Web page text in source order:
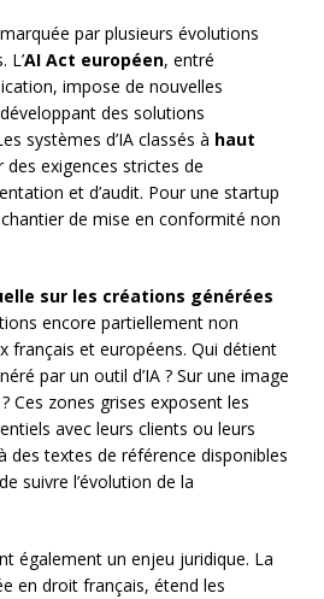
marquée par plusieurs évolutions
L’AI Act européen, entré
impose de nouvelles
des solutions
systèmes d’IA classés à haut
exigences strictes de
et d’audit. Pour une startup
de mise en conformité non
sur les créations générées
encore partiellement non
français et européens. Qui détient
par un outil d’IA ? Sur une image
Ces zones grises exposent les
avec leurs clients ou leurs
des textes de référence disponibles
suivre l’évolution de la
également un enjeu juridique. La
en droit français, étend les